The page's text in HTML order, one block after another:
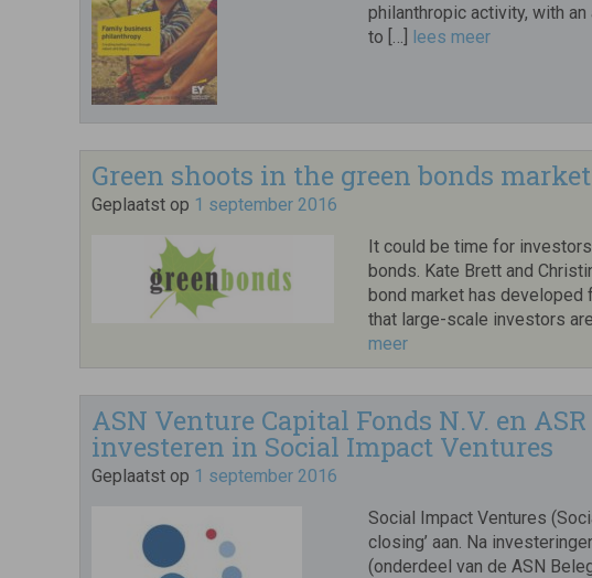
philanthropic activity, with
to […] lees meer
Green shoots in the green bonds
Geplaatst op 1 september 2016
It could be time for
bonds. Kate Brett and
bond market has developed
that large-scale investors
meer
ASN Venture Capital Fonds N.V. en
investeren in Social Impact Ventures
Geplaatst op 1 september 2016
Social Impact Ventures
closing’ aan. Na
(onderdeel van de ASN